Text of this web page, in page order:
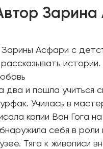
Зарина
Асфари с
рассказывать
два и пошла учиться
Училась в
копии Ван Гога
себя в роли
Тяга к живописи